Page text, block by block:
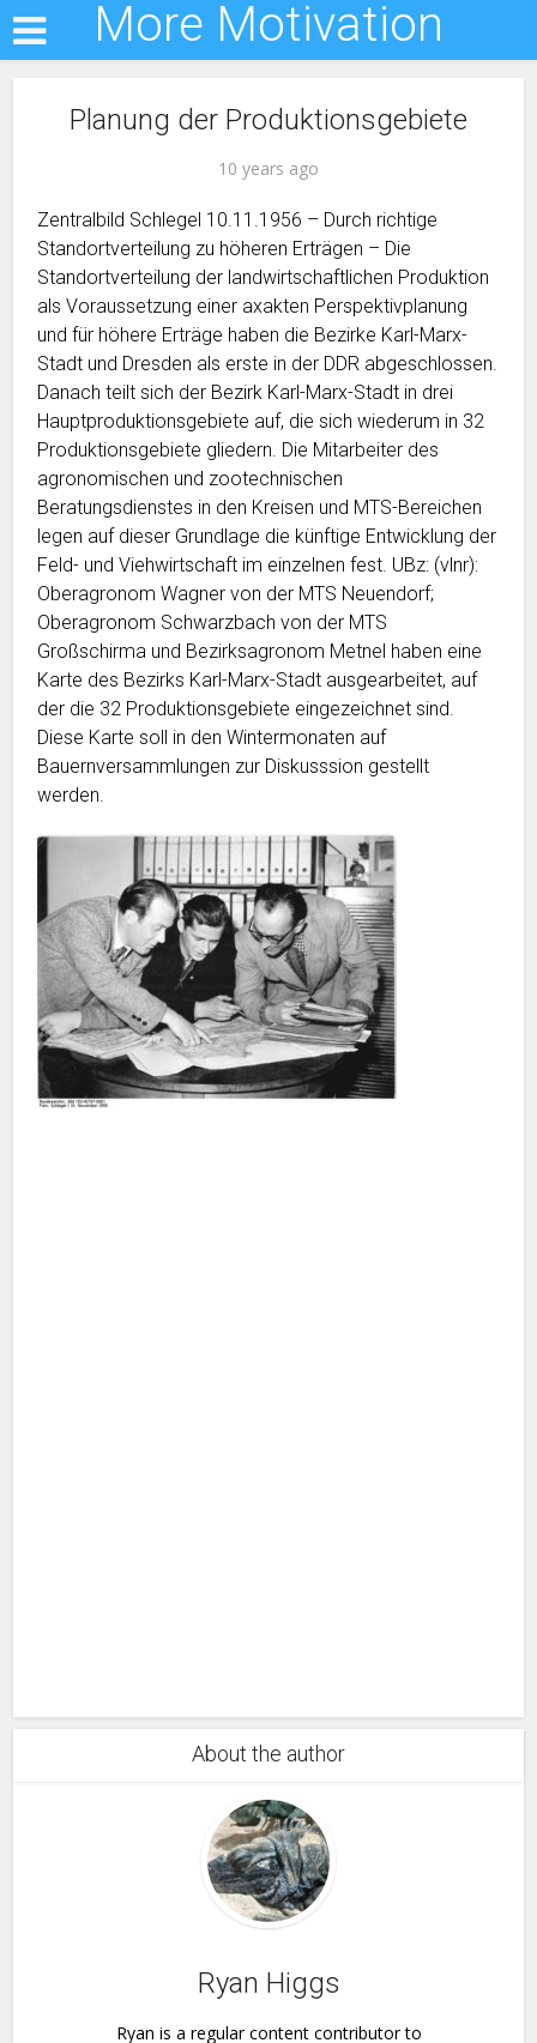
More Motivation
Planung der Produktionsgebiete
10 years ago
Zentralbild Schlegel 10.11.1956 – Durch richtige
Standortverteilung zu höheren Erträgen – Die
Standortverteilung der landwirtschaftlichen Produktion
als Voraussetzung einer axakten Perspektivplanung
und für höhere Erträge haben die Bezirke Karl-Marx-
Stadt und Dresden als erste in der DDR abgeschlossen.
Danach teilt sich der Bezirk Karl-Marx-Stadt in drei
Hauptproduktionsgebiete auf, die sich wiederum in 32
Produktionsgebiete gliedern. Die Mitarbeiter des
agronomischen und zootechnischen
Beratungsdienstes in den Kreisen und MTS-Bereichen
legen auf dieser Grundlage die künftige Entwicklung der
Feld- und Viehwirtschaft im einzelnen fest. UBz: (vlnr):
Oberagronom Wagner von der MTS Neuendorf;
Oberagronom Schwarzbach von der MTS
Großschirma und Bezirksagronom Metnel haben eine
Karte des Bezirks Karl-Marx-Stadt ausgearbeitet, auf
der die 32 Produktionsgebiete eingezeichnet sind.
Diese Karte soll in den Wintermonaten auf
Bauernversammlungen zur Diskusssion gestellt
werden.
About the author
Ryan Higgs
Ryan is a regular content contributor to